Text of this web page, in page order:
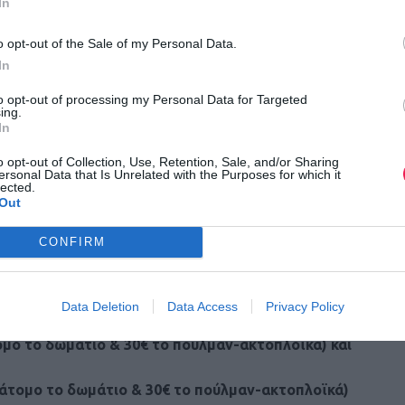
opt-out of the Sale of my Personal Data.
opt-out of processing my Personal Data for Targeted
opt-out of Collection, Use, Retention, Sale, and/or Sharing
Data that Is Unrelated with the Purposes for which it
CONFIRM
Data Deletion Data Access Privacy Policy
του αθλητή
χρονομέτρηση με τσιπ
εγχαραγμένο Μετάλλιο
τεχνικό T-Shirt
ισοτονικών ποτών, μικρογεύματα
Δώρα
της εκδρομής, το οποίο περιλαμβάνειμετακίνηση με
διαμονή σε ξενοδοχείο με πρωϊνό είναι:
το δωμάτιο & 30€ το πούλμαν-ακτοπλοϊκά)
το δωμάτιο & 30€ το πούλμαν-ακτοπλοϊκά) και
το δωμάτιο & 30€ το πούλμαν-ακτοπλοϊκά)